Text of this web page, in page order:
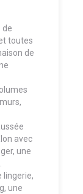
de
toutes
de
avec
une
lingerie,
une